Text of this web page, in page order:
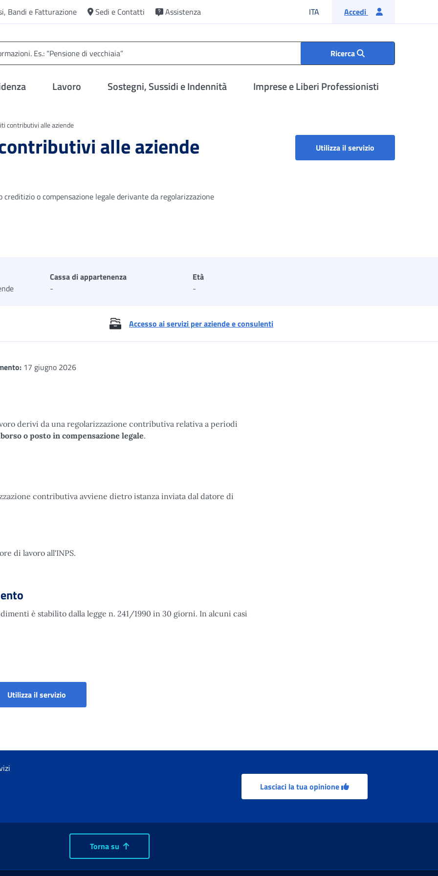
Bandi e Fatturazione Sedi e Contatti Assistenza ITA Lingua italiana
Accedi
Ricerca
Lavoro Sostegni, Sussidi e Indennità Imprese e Liberi Professionisti
contributivi alle aziende
alle aziende Utilizza il servizio
o compensazione legale derivante da regolarizzazione
Cassa di appartenenza
-
Età
-
Accesso ai servizi per aziende e consulenti
17 giugno 2026
derivi da una regolarizzazione contributiva relativa a periodi
o posto in compensazione legale.
contributiva avviene dietro istanza inviata dal datore di
di lavoro all'INPS.
è stabilito dalla legge n. 241/1990 in 30 giorni. In alcuni casi
Utilizza il servizioPortale aziende, consulenti e associazioni di categoria
Lasciaci la tua opinione
Torna su